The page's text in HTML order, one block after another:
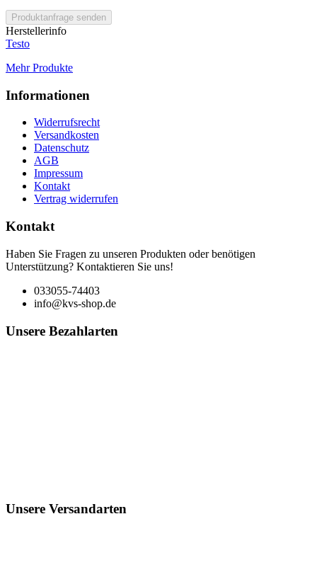
Produktanfrage senden
Herstellerinfo
Testo
Mehr Produkte
Informationen
Widerrufsrecht
Versandkosten
Datenschutz
AGB
Impressum
Kontakt
Vertrag widerrufen
Kontakt
Haben Sie Fragen zu unseren Produkten oder benötigen
Unterstützung? Kontaktieren Sie uns!
033055-74403
info@kvs-shop.de
Unsere Bezahlarten
Unsere Versandarten